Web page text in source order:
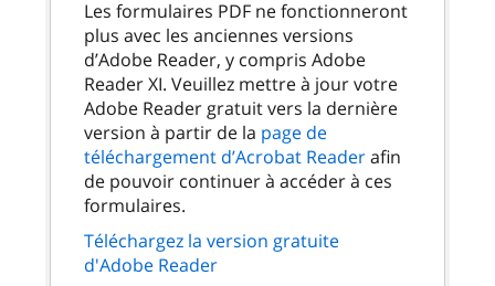
Les formulaires PDF ne fonctionneront
plus avec les anciennes versions
d’Adobe Reader, y compris Adobe
Reader XI. Veuillez mettre à jour votre
Adobe Reader gratuit vers la dernière
version à partir de la page de
téléchargement d’Acrobat Readerafin
de pouvoir continuer à accéder à ces
formulaires.
Téléchargez la version gratuite
d'Adobe Reader